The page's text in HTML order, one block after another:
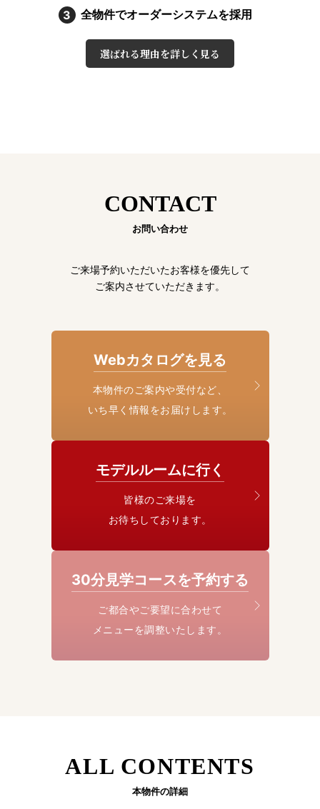
3 全物件でオーダーシステムを採用
選ばれる理由を詳しく見る
CONTACT
お問い合わせ
ご来場予約いただいたお客様を優先して
ご案内させていただきます。
Webカタログを見る
本物件のご案内や受付など、
いち早く情報をお届けします。
モデルルームに行く
皆様のご来場を
お待ちしております。
30分見学コースを予約する
ご都合やご要望に合わせて
メニューを調整いたします。
ALL CONTENTS
本物件の詳細